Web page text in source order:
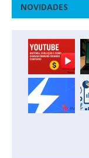
NOVIDADES